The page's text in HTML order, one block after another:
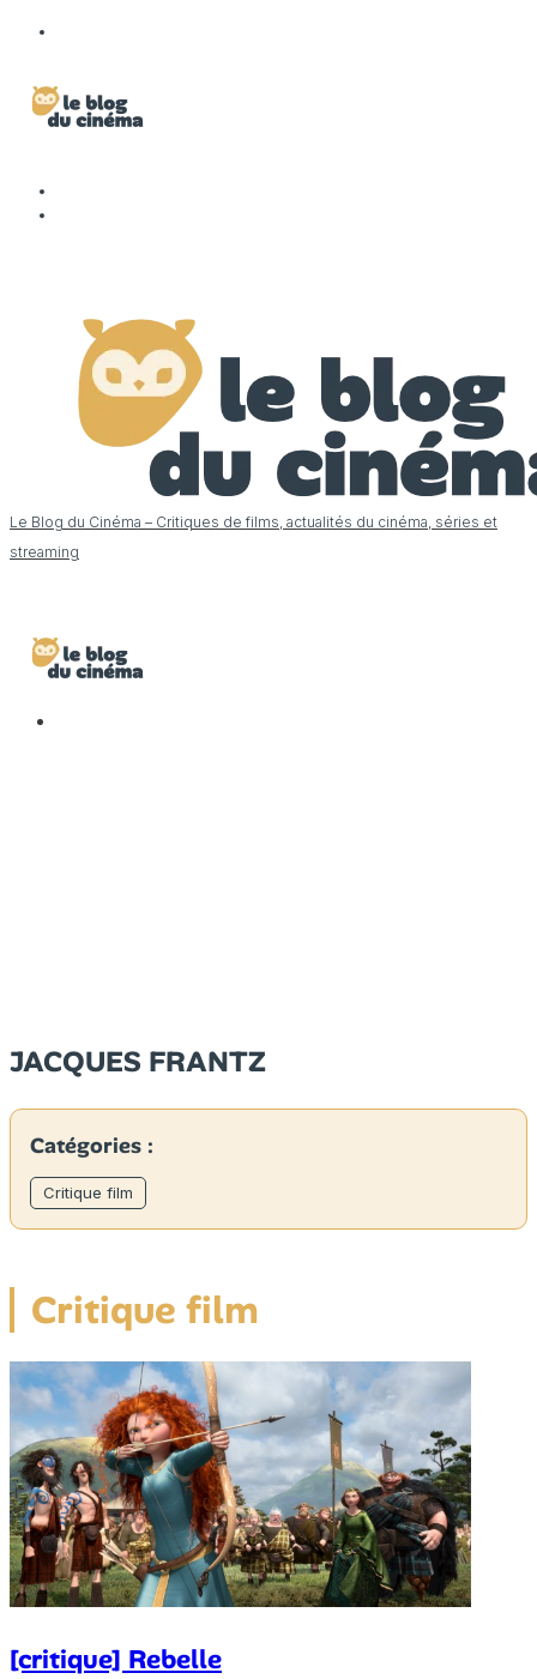
Le Blog du Cinéma – Critiques de films, actualités du cinéma, séries et
streaming
JACQUES FRANTZ
Catégories :
Critique film
Critique film
[critique] Rebelle